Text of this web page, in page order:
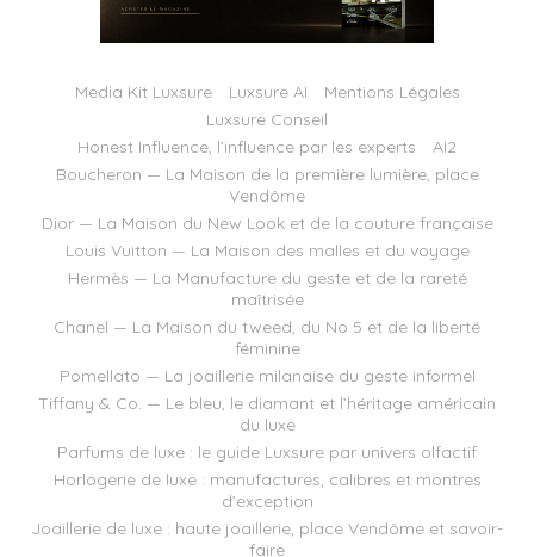
Media Kit Luxsure Luxsure AI
Mentions Légales
Luxsure Conseil
Honest Influence, l’influence par les experts
AI2
Boucheron — La Maison de la première lumière, place
Vendôme
Dior — La Maison du New Look et de la couture française
Louis Vuitton — La Maison des malles et du voyage
Hermès — La Manufacture du geste et de la rareté
maîtrisée
Chanel — La Maison du tweed, du No 5 et de la liberté
féminine
Pomellato — La joaillerie milanaise du geste informel
Tiffany & Co. — Le bleu, le diamant et l’héritage américain
du luxe
Parfums de luxe : le guide Luxsure par univers olfactif
Horlogerie de luxe : manufactures, calibres et montres
d’exception
Joaillerie de luxe : haute joaillerie, place Vendôme et savoir-
faire